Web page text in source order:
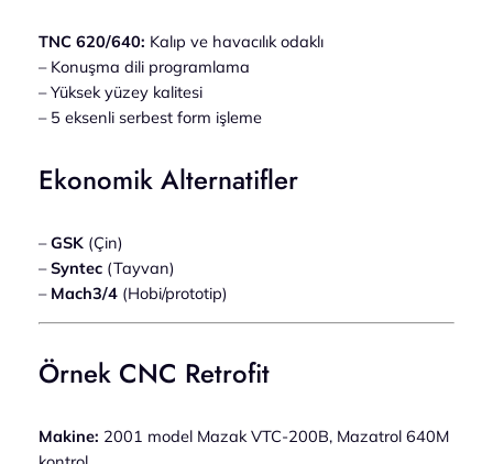
TNC 620/640: Kalıp ve havacılık odaklı
– Konuşma dili programlama
– Yüksek yüzey kalitesi
– 5 eksenli serbest form işleme
Ekonomik Alternatifler
–GSK(Çin)
–Syntec(Tayvan)
– Mach3/4(Hobi/prototip)
Örnek CNC Retrofit
Makine: 2001 model Mazak VTC-200B, Mazatrol 640M